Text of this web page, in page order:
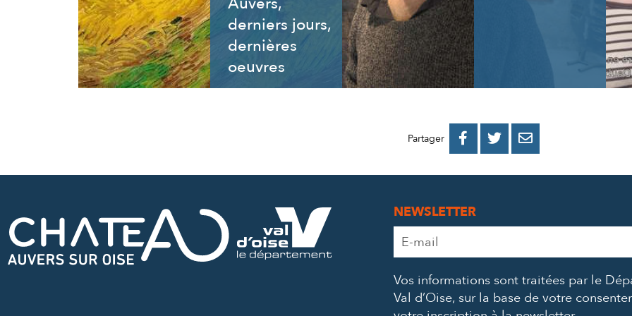
derniers jours,
dernières
oeuvres
Partager 
PARTAGER
PARTAGER
PARTAGER
NEWSLETTER
Adresse
e-
*
Vos informations sont traitées par le
Val d’Oise, sur la base de votre